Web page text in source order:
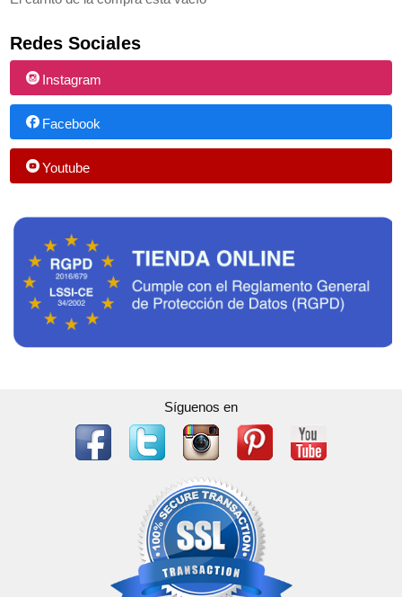
Redes Sociales
Instagram
Facebook
Youtube
Síguenos en